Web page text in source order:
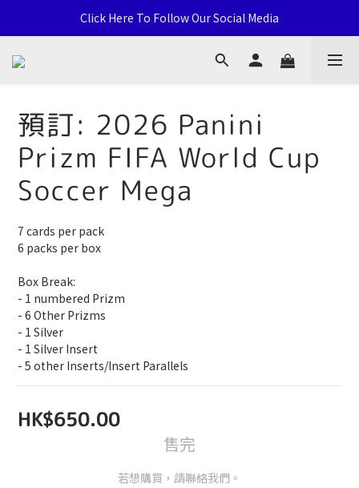
通用卡店 TCG & Sports Card 批發/零售 Distribution and Retail
Click Here To Follow Our Social Media
荃灣西樓角路138-168號 荃豐中心地下A59號舖
預訂: 2026 Panini
Prizm FIFA World Cup
Soccer Mega
7 cards per pack
6 packs per box
Box Break:
- 1 numbered Prizm
- 6 Other Prizms
- 1 Silver
- 1 Silver Insert
- 5 other Inserts/Insert Parallels
HK$650.00
售完
若想購買，請聯絡我們。